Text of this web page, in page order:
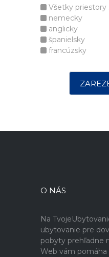
Všetky priestory
nemecky
anglicky
španielsky
francúzsky
O NÁS
Na
ubytovanie pre
pobyty prehľadne
Web vám